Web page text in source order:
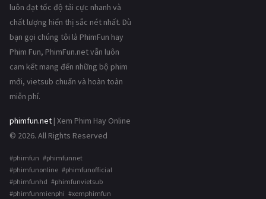
luôn đạt tốc độ tải cực nhanh và
chất lượng hiển thị sắc nét nhất. Dù
bạn gọi chúng tôi là PhimFun hay
Phim Fun, PhimFun.net vẫn luôn
cam kết mang đến những bộ phim
mới, vietsub chuẩn và hoàn toàn
miễn phí.
phimfun.net | Xem Phim Hay Online
© 2026. All Rights Reserved
#phimfun #phimfunnet
#phimfunonline #phimfunofficial
#phimfunhd #phimfunvietsub
#phimfunmienphi #xemphimfun